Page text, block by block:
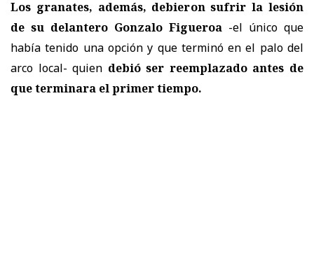
Los granates, además, debieron sufrir la lesión
de su delantero Gonzalo Figueroa -el único que
había tenido una opción y que terminó en el palo del
arco local- quien debió ser reemplazado antes de
que terminara el primer tiempo.